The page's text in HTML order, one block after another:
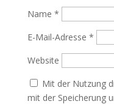
Name *
E-Mail-Adresse *
Website
Mit der Nutzung
mit der Speicherung